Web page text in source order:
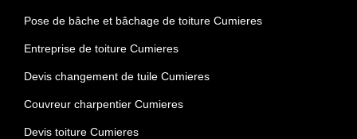
Pose de bâche et bâchage de toiture Cumieres
Entreprise de toiture Cumieres
Devis changement de tuile Cumieres
Couvreur charpentier Cumieres
Devis toiture Cumieres